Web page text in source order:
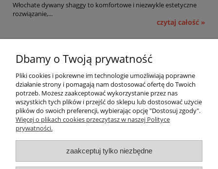
Włochate dywany shaggy to komfortowe i niezwykle estetyczne
rozwiązanie,...
czytaj całość »
Płatności i dostawa
Informacje
O nas
Dbamy o Twoją prywatność
Pliki cookies i pokrewne im technologie umożliwiają poprawne
działanie strony i pomagają nam dostosować ofertę do Twoich
potrzeb. Możesz zaakceptować wykorzystanie przez nas
wszystkich tych plików i przejść do sklepu lub dostosować użycie
plików do swoich preferencji, wybierając opcję "Dostosuj zgody".
Więcej o plikach cookies przeczytasz w naszej Polityce
prywatności.
zaakceptuj tylko niezbędne